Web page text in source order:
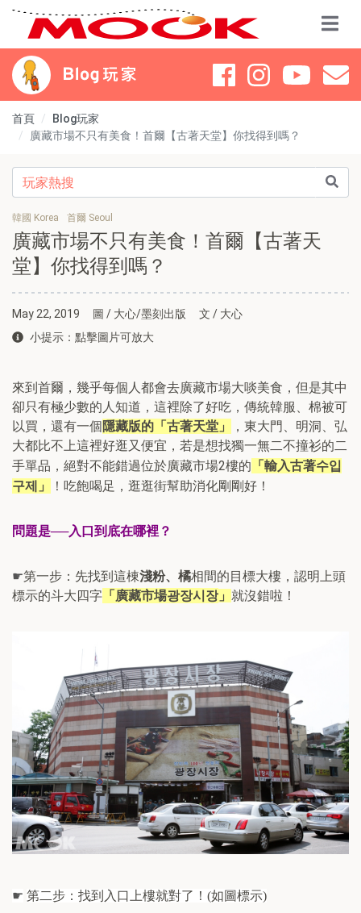
首頁
Blog玩家
廣藏市場不只有美食！首爾【古著天堂】你找得到嗎？
韓國 Korea 首爾 Seoul
廣藏市場不只有美食！首爾【古著天
堂】你找得到嗎？
May 22, 2019 圖 / 大心/墨刻出版
文 / 大心
小提示：點擊圖片可放大
來到首爾，幾乎每個人都會去廣藏市場大啖美食，但是其中
卻只有極少數的人知道，這裡除了好吃，傳統韓服、棉被可
以買，還有一個隱藏版的「古著天堂」
，東大門、明洞、弘
大都比不上這裡好逛又便宜，若是想找獨一無二不撞衫的二
手單品，絕對不能錯過位於廣藏市場2樓的 「輸入古著수입
구제 」 ！吃飽喝足，逛逛街幫助消化剛剛好！
問題是──入口到底在哪裡？
☛第一步：先找到這棟淺粉、橘相間的目標大樓，認明上頭
標示的斗大四字 「廣藏市場광장시장 」 就沒錯啦！
☛ 第二步：找到入口上樓就對了！ (如圖標示)